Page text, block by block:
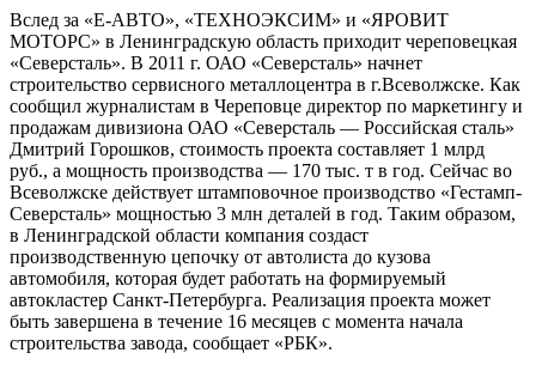
Вслед за «Е-АВТО», «ТЕХНОЭКСИМ» и «ЯРОВИТ
МОТОРС» в Ленинградскую область приходит череповецкая
«Северсталь». В 2011 г. ОАО «Северсталь» начнет
строительство сервисного металлоцентра в г.Всеволжске. Как
сообщил журналистам в Череповце директор по маркетингу и
продажам дивизиона ОАО «Северсталь — Российская сталь»
Дмитрий Горошков, стоимость проекта составляет 1 млрд
руб., а мощность производства — 170 тыс. т в год. Сейчас во
Всеволжске действует штамповочное производство «Гестамп-
Северсталь» мощностью 3 млн деталей в год. Таким образом,
в Ленинградской области компания создаст
производственную цепочку от автолиста до кузова
автомобиля, которая будет работать на формируемый
автокластер Санкт-Петербурга. Реализация проекта может
быть завершена в течение 16 месяцев с момента начала
строительства завода, сообщает «РБК».